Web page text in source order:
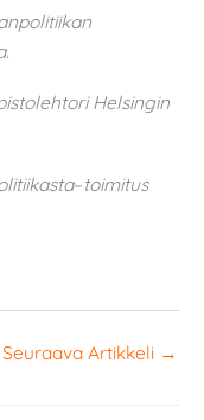
Helsingin
–toimitus
Seuraava Artikkeli →